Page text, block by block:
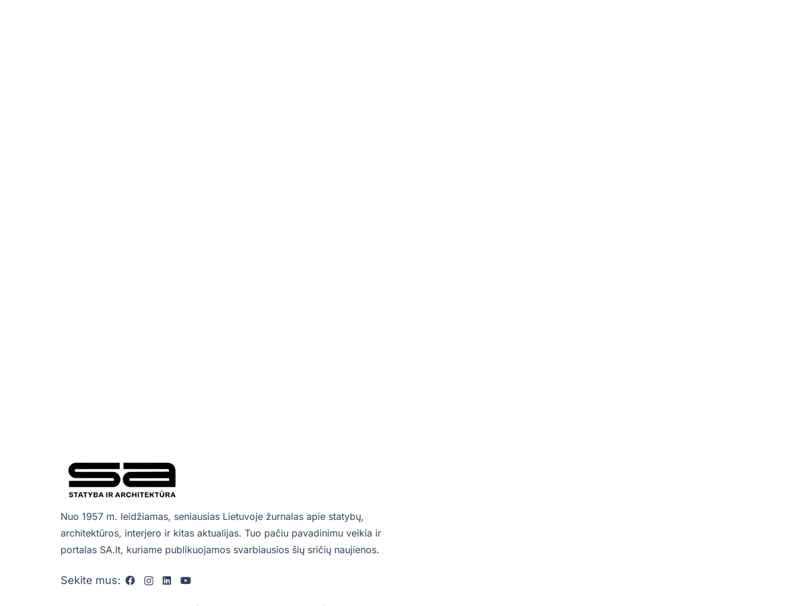
Nuo 1957 m. leidžiamas, seniausias Lietuvoje žurnalas apie statybų,
architektūros, interjero ir kitas aktualijas. Tuo pačiu pavadinimu veikia ir
portalas SA.lt, kuriame publikuojamos svarbiausios šių sričių naujienos.
Sekite mus: